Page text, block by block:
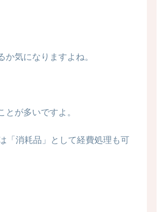
気になりますよね。
が多いですよ。
「消耗品」として経費処理も可